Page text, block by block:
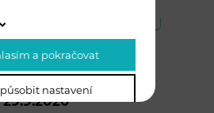
NA MÍRU
29.9.2020
a pokračovat
nastavení